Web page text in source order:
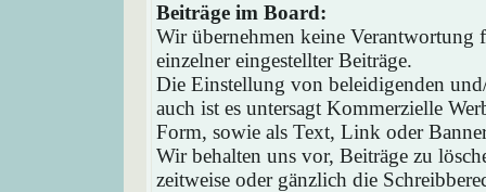
Beiträge im Board:
Wir übernehmen keine
einzelner eingestellter Beiträge.
Die Einstellung von beleidigenden
auch ist es untersagt Kommerzielle
Form, sowie als Text, Link oder
Wir behalten uns vor, Beiträge zu
zeitweise oder gänzlich die